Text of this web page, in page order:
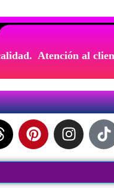
Atención al